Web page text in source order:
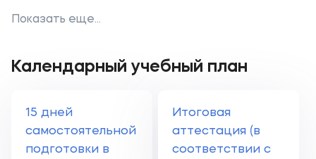
Показать еще...
Календарный учебный план
15 дней
самостоятельной
подготовки в
Итоговая
аттестация (в
соответствии с